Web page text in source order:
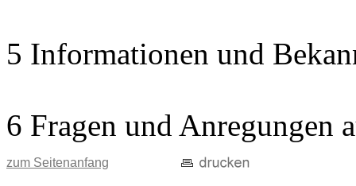
5 Informationen und
6 Fragen und Anregungen
zum Seitenanfang